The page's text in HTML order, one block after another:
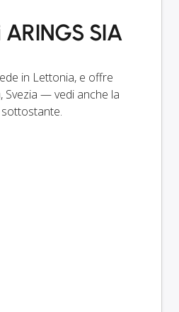
SIA
in Lettonia, e offre
Svezia — vedi anche la